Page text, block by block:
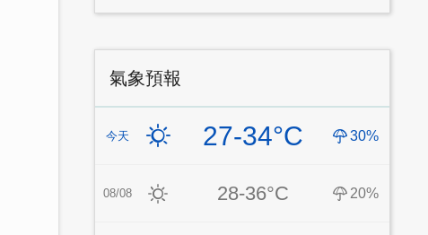
氣象預報
今天 27-34°C 30%
08/08 28-36°C 20%